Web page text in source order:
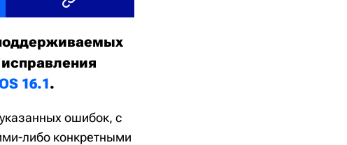
16.1.
ошибок, с
либо конкретными